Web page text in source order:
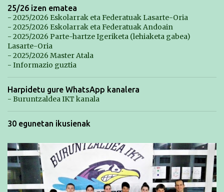
25/26 izen ematea
- 2025/2026 Eskolarrak eta Federatuak Lasarte-Oria
- 2025/2026 Eskolarrak eta Federatuak Andoain
- 2025/2026 Parte-hartze Igeriketa (lehiaketa gabea)
Lasarte-Oria
- 2025/2026 Master Atala
- Informazio guztia
Harpidetu gure WhatsApp kanalera
- Buruntzaldea IKT kanala
30 egunetan ikusienak